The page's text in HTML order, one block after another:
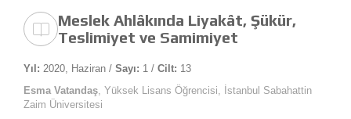
Meslek Ahlâkında Liyakât, Şükür,
Teslimiyet ve Samimiyet
Yıl: 2020, Haziran / Sayı: 1 / Cilt: 13
Esma Vatandaş , Yüksek Lisans Öğrencisi, İstanbul Sabahattin
Zaim Üniversitesi